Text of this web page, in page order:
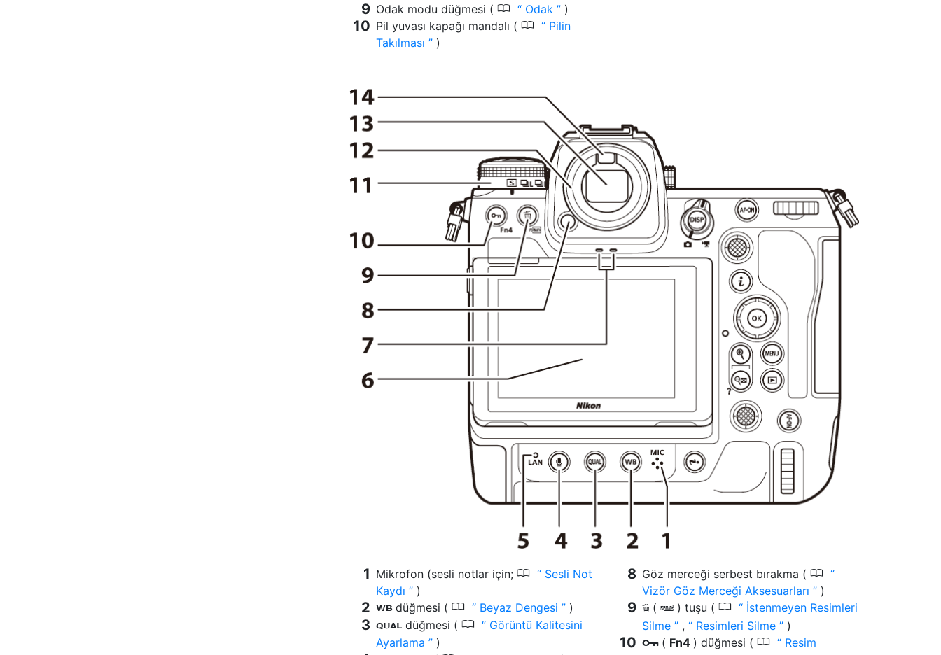
Odak modu düğmesi ( 0 Odak
)
Pil yuvası kapağı mandalı ( 0
Pilin
Takılması
)
Mikrofon (sesli notlar için; 0
Sesli Not
Kaydı
)
U düğmesi ( 0 Beyaz Dengesi )
T düğmesi ( 0
Görüntü Kalitesini
Ayarlama
)
Göz merceği serbest bırakma ( 0
Vizör Göz Merceği Aksesuarları )
O ( Q ) tuşu ( 0
İstenmeyen Resimleri
Silme
, Resimleri Silme )
g ( Fn4 ) düğmesi ( 0
Resim